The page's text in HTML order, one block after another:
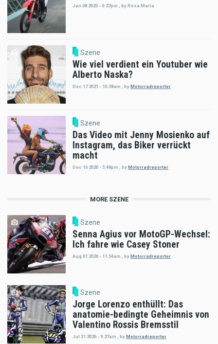
Jan 08 2023 - 6:27pm , byRosa Maria
Szene
Wie viel verdient ein Youtuber wie
Alberto Naska?
Dec 17 2021 - 10:38am byMotorradreporter
Szene
Das Video mit Jenny Mosienko auf
Instagram, das Biker verrückt
macht
Dec 16 2020 - 5:48pm byMotorradreporter
MORE SZENE
Szene
Senna Agius vor MotoGP-Wechsel:
Ich fahre wie Casey Stoner
Aug 01 2026 - 11:54am , byMotorradreporter
Szene
Jorge Lorenzo enthüllt: Das
anatomie-bedingte Geheimnis von
Valentino Rossis Bremsstil
Jul 31 2026 - 9:27am byMotorradreporter